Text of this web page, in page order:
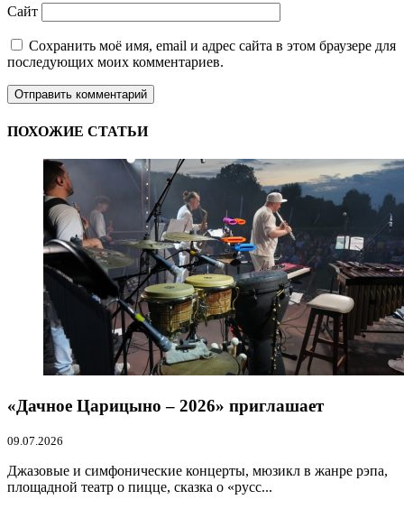
Сайт
Сохранить моё имя, email и адрес сайта в этом браузере для
последующих моих комментариев.
ПОХОЖИЕ СТАТЬИ
«Дачное Царицыно – 2026» приглашает
09.07.2026
Джазовые и симфонические концерты, мюзикл в жанре рэпа,
площадной театр о пицце, сказка о «русс...